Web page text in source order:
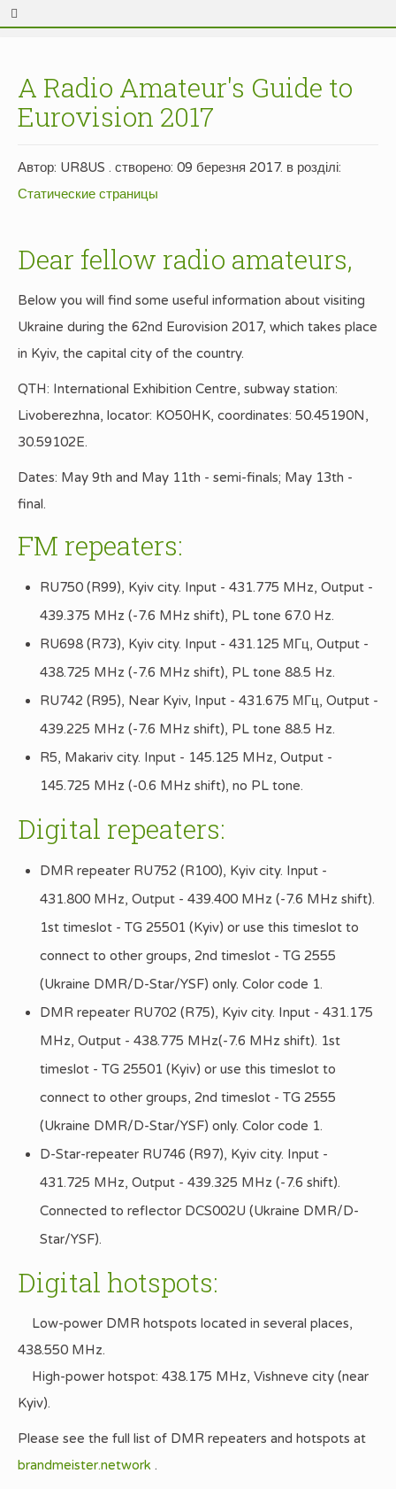
A Radio Amateur's Guide to
Eurovision 2017
Автор: UR8US . створено: 09 березня 2017. в розділі:
Статические страницы
Dear fellow radio amateurs,
Below you will find some useful information about visiting
Ukraine during the 62nd Eurovision 2017, which takes place
in Kyiv, the capital city of the country.
QTH: International Exhibition Centre, subway station:
Livoberezhna, locator: KO50HK, coordinates: 50.45190N,
30.59102E.
Dates: May 9th and May 11th - semi-finals; May 13th -
final.
FM repeaters:
RU750 (R99), Kyiv city. Input - 431.775 MHz, Output -
439.375 MHz (-7.6 MHz shift), PL tone 67.0 Hz.
RU698 (R73), Kyiv city. Input - 431.125 МГц, Output -
438.725 MHz (-7.6 MHz shift), PL tone 88.5 Hz.
RU742 (R95), Near Kyiv, Input - 431.675 МГц, Output -
439.225 MHz (-7.6 MHz shift), PL tone 88.5 Hz.
R5, Makariv city. Input - 145.125 MHz, Output -
145.725 MHz (-0.6 MHz shift), no PL tone.
Digital repeaters:
DMR repeater RU752 (R100), Kyiv city. Input -
431.800 MHz, Output - 439.400 MHz (-7.6 MHz shift).
1st timeslot - TG 25501 (Kyiv) or use this timeslot to
connect to other groups, 2nd timeslot - TG 2555
(Ukraine DMR/D-Star/YSF) only. Color code 1.
DMR repeater RU702 (R75), Kyiv city. Input - 431.175
MHz, Output - 438.775 MHz(-7.6 MHz shift). 1st
timeslot - TG 25501 (Kyiv) or use this timeslot to
connect to other groups, 2nd timeslot - TG 2555
(Ukraine DMR/D-Star/YSF) only. Color code 1.
D-Star-repeater RU746 (R97), Kyiv city. Input -
431.725 MHz, Output - 439.325 MHz (-7.6 shift).
Connected to reflector DCS002U (Ukraine DMR/D-
Star/YSF).
Digital hotspots:
Low-power DMR hotspots located in several places,
438.550 MHz.
High-power hotspot: 438.175 MHz, Vishneve city (near
Kyiv).
Please see the full list of DMR repeaters and hotspots at
brandmeister.network .